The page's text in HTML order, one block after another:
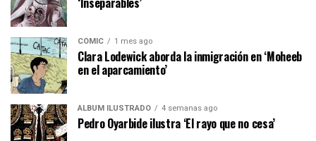
CÓMIC 1 mes ago
Clara Lodewick aborda la inmigración en ‘Moheeb
en el aparcamiento’
ÁLBUM ILUSTRADO 4 semanas ago
Pedro Oyarbide ilustra ‘El rayo que no cesa’